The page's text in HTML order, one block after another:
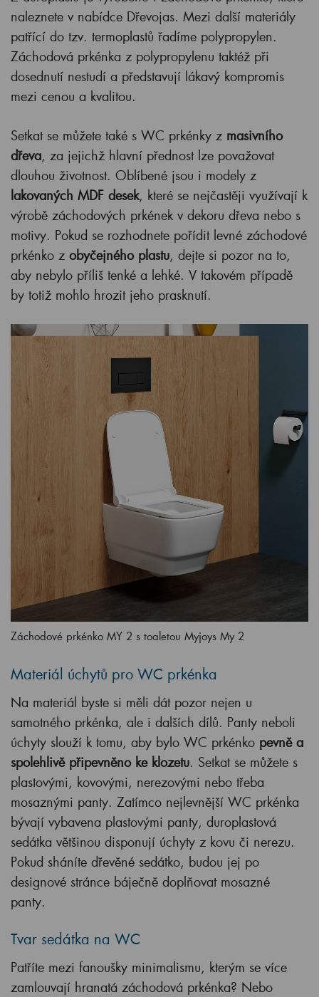
naleznete v nabídce Dřevojas. Mezi další materiály
patřící do tzv. termoplastů řadíme polypropylen.
Záchodová prkénka z polypropylenu taktéž při
dosednutí nestudí a představují lákavý kompromis
mezi cenou a kvalitou.
Setkat se můžete také s WC prkénky z masivního
dřeva, za jejichž hlavní přednost lze považovat
dlouhou životnost. Oblíbené jsou i modely z
lakovaných MDF desek, které se nejčastěji využívají k
výrobě záchodových prkének v dekoru dřeva nebo s
motivy. Pokud se rozhodnete pořídit levné záchodové
prkénko z obyčejného plastu, dejte si pozor na to,
aby nebylo příliš tenké a lehké. V takovém případě
by totiž mohlo hrozit jeho prasknutí.
Záchodové prkénko MY 2 s toaletou Myjoys My 2
Materiál úchytů pro WC prkénka
Na materiál byste si měli dát pozor nejen u
samotného prkénka, ale i dalších dílů. Panty neboli
úchyty slouží k tomu, aby bylo WC prkénko pevně a
spolehlivě připevněno ke klozetu. Setkat se můžete s
plastovými, kovovými, nerezovými nebo třeba
mosaznými panty. Zatímco nejlevnější WC prkénka
bývají vybavena plastovými panty, duroplastová
sedátka většinou disponují úchyty z kovu či nerezu.
Pokud sháníte dřevěné sedátko, budou jej po
designové stránce báječně doplňovat mosazné
panty.
Tvar sedátka na WC
Patříte mezi fanoušky minimalismu, kterým se více
zamlouvají hranatá záchodová prkénka? Nebo